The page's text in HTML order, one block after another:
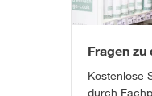
Fragen
Kostenlose
durch